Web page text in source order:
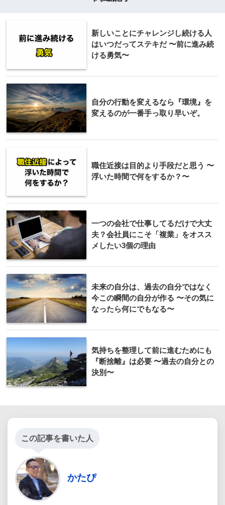
新しいことにチャレンジし続ける人
はいつだってステキだ 〜前に進み続
ける勇気〜
自分の行動を変えるなら『環境』を
変えるのが一番手っ取り早いぞ。
職住近接は目的より手段だと思う 〜
浮いた時間で何をするか？〜
一つの会社で仕事してるだけで大丈
夫？会社員にこそ「複業」をオスス
メしたい3個の理由
未来の自分は、過去の自分ではなく
今この瞬間の自分が作る 〜その気に
なったら何にでもなる〜
気持ちを整理して前に進むためにも
『断捨離』は必要 〜過去の自分との
決別〜
この記事を書いた人
かたぴ